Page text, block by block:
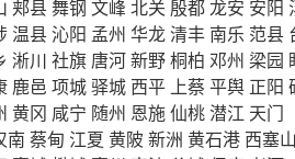
郏县舞钢 文峰 北关 殷都龙安 安阳
温县沁阳 孟州 华龙清丰 南乐 范县
淅川 社旗 唐河新野桐柏 邓州 梁园
鹿邑 项城驿城 西平 上蔡 平舆 正阳
黄冈 咸宁 随州 恩施仙桃潜江 天门
南 蔡甸 江夏 黄陂 新洲 黄石港 西塞山